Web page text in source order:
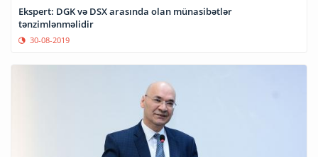
Ekspert: DGK və DSX arasında olan münasibətlər
tənzimlənməlidir
30-08-2019